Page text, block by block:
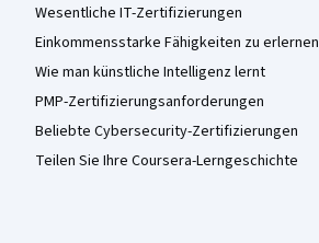
Wesentliche IT-Zertifizierungen
Einkommensstarke Fähigkeiten zu erlernen
Wie man künstliche Intelligenz lernt
PMP-Zertifizierungsanforderungen
Beliebte Cybersecurity-Zertifizierungen
Teilen Sie Ihre Coursera-Lerngeschichte